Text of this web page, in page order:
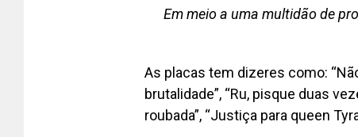
Em meio a uma multidão de
As placas tem dizeres como:
brutalidade”, “Ru, pisque duas
roubada”, “Justiça para queen